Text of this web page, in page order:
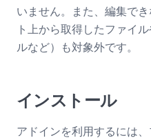
いません。また、編集で
ト上から取得したファイ
ルなど）も対象外です。
インストール
アドインを利用するには